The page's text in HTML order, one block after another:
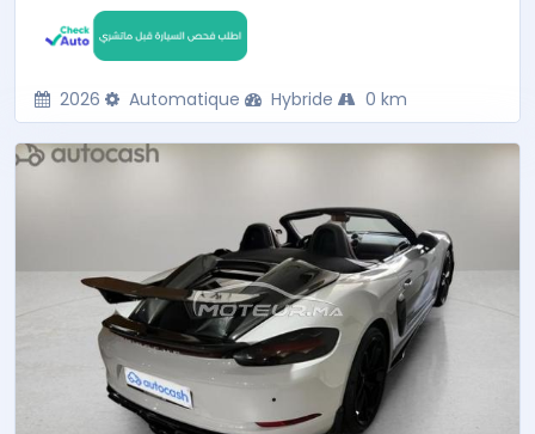
2026 Automatique Hybride 0 km